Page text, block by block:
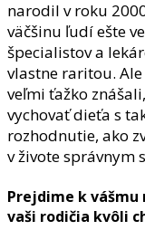
narodil v roku
väčšinu ľudí ešte
špecialistov a
vlastne raritou.
veľmi ťažko
vychovať dieťa s
rozhodnutie, ako
v živote správnym
Prejdime k vášmu
vaši rodičia kvôli